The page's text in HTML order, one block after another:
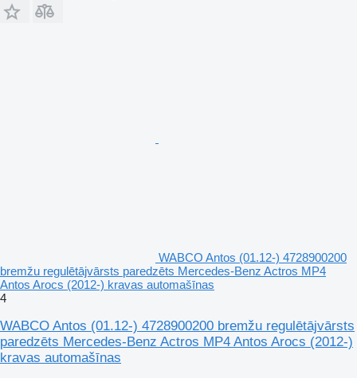
WABCO Antos (01.12-) 4728900200
bremžu regulētājvārsts paredzēts Mercedes-Benz Actros MP4
Antos Arocs (2012-) kravas automašīnas
4
WABCO Antos (01.12-) 4728900200 bremžu regulētājvārsts
paredzēts Mercedes-Benz Actros MP4 Antos Arocs (2012-)
kravas automašīnas